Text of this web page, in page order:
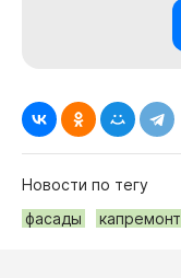
Новости по тегу
фасады
капремонт